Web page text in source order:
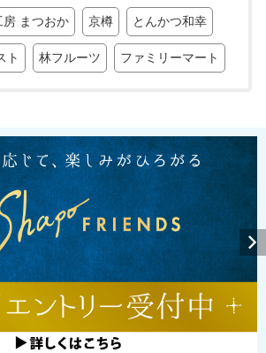
房 まつおか 京樽 とんかつ和幸
ト 林フルーツ ファミリーマート